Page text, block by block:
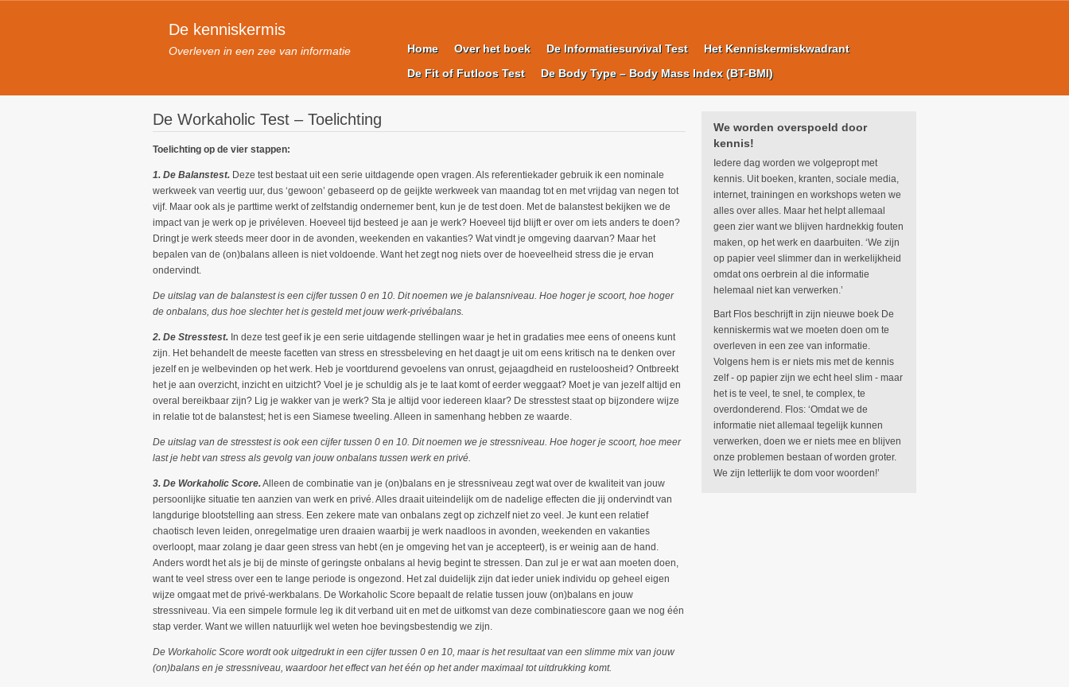
De kenniskermis
Overleven in een zee van informatie Home Over het boek De Informatiesurvival Test
Het Kenniskermiskwadrant
De Fit of Futloos Test
De Body Type – Body Mass Index (BT-BMI)
De Workaholic Test – Toelichting
Toelichting op de vier stappen:
1. De Balanstest. Deze test bestaat uit een serie uitdagende open vragen. Als referentiekader gebruik ik een nominale
werkweek van veertig uur, dus ‘gewoon’ gebaseerd op de geijkte werkweek van maandag tot en met vrijdag van negen tot
vijf. Maar ook als je parttime werkt of zelfstandig ondernemer bent, kun je de test doen. Met de balanstest bekijken we de
impact van je werk op je privéleven. Hoeveel tijd besteed je aan je werk? Hoeveel tijd blijft er over om iets anders te doen?
Dringt je werk steeds meer door in de avonden, weekenden en vakanties? Wat vindt je omgeving daarvan? Maar het
bepalen van de (on)balans alleen is niet voldoende. Want het zegt nog niets over de hoeveelheid stress die je ervan
ondervindt.
De uitslag van de balanstest is een cijfer tussen 0 en 10. Dit noemen we je balansniveau. Hoe hoger je scoort, hoe hoger
de onbalans, dus hoe slechter het is gesteld met jouw werk-privébalans.
2. De Stresstest. In deze test geef ik je een serie uitdagende stellingen waar je het in gradaties mee eens of oneens kunt
zijn. Het behandelt de meeste facetten van stress en stressbeleving en het daagt je uit om eens kritisch na te denken over
jezelf en je welbevinden op het werk. Heb je voortdurend gevoelens van onrust, gejaagdheid en rusteloosheid? Ontbreekt
het je aan overzicht, inzicht en uitzicht? Voel je je schuldig als je te laat komt of eerder weggaat? Moet je van jezelf altijd en
overal bereikbaar zijn? Lig je wakker van je werk? Sta je altijd voor iedereen klaar? De stresstest staat op bijzondere wijze
in relatie tot de balanstest; het is een Siamese tweeling. Alleen in samenhang hebben ze waarde.
De uitslag van de stresstest is ook een cijfer tussen 0 en 10. Dit noemen we je stressniveau. Hoe hoger je scoort, hoe meer
last je hebt van stress als gevolg van jouw onbalans tussen werk en privé.
3. De Workaholic Score.Alleen de combinatie van je (on)balans en je stressniveau zegt wat over de kwaliteit van jouw
persoonlijke situatie ten aanzien van werk en privé. Alles draait uiteindelijk om de nadelige effecten die jij ondervindt van
langdurige blootstelling aan stress. Een zekere mate van onbalans zegt op zichzelf niet zo veel. Je kunt een relatief
chaotisch leven leiden, onregelmatige uren draaien waarbij je werk naadloos in avonden, weekenden en vakanties
overloopt, maar zolang je daar geen stress van hebt (en je omgeving het van je accepteert), is er weinig aan de hand.
Anders wordt het als je bij de minste of geringste onbalans al hevig begint te stressen. Dan zul je er wat aan moeten doen,
want te veel stress over een te lange periode is ongezond. Het zal duidelijk zijn dat ieder uniek individu op geheel eigen
wijze omgaat met de privé-werkbalans. De Workaholic Score bepaalt de relatie tussen jouw (on)balans en jouw
stressniveau. Via een simpele formule leg ik dit verband uit en met de uitkomst van deze combinatiescore gaan we nog één
stap verder. Want we willen natuurlijk wel weten hoe bevingsbestendig we zijn.
De Workaholic Score wordt ook uitgedrukt in een cijfer tussen 0 en 10, maar is het resultaat van een slimme mix van jouw
(on)balans en je stressniveau, waardoor het effect van het één op het ander maximaal tot uitdrukking komt.
We worden overspoeld door
kennis!
Iedere dag worden we volgepropt met
kennis. Uit boeken, kranten, sociale media,
internet, trainingen en workshops weten we
alles over alles. Maar het helpt allemaal
geen zier want we blijven hardnekkig fouten
maken, op het werk en daarbuiten. ‘We zijn
op papier veel slimmer dan in werkelijkheid
omdat ons oerbrein al die informatie
helemaal niet kan verwerken.’
Bart Flos beschrijft in zijn nieuwe boek De
kenniskermis wat we moeten doen om te
overleven in een zee van informatie.
Volgens hem is er niets mis met de kennis
zelf - op papier zijn we echt heel slim - maar
het is te veel, te snel, te complex, te
overdonderend. Flos: ‘Omdat we de
informatie niet allemaal tegelijk kunnen
verwerken, doen we er niets mee en blijven
onze problemen bestaan of worden groter.
We zijn letterlijk te dom voor woorden!’